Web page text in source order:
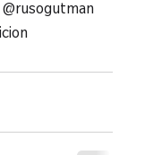
@rusogutman